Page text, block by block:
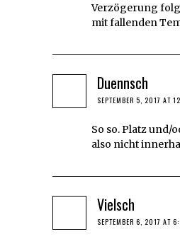
Verzögerung
mit fallenden
Duennsch
SEPTEMBER 5, 2017 AT
So so. Platz und/
also nicht
Vielsch
SEPTEMBER 6, 2017 AT